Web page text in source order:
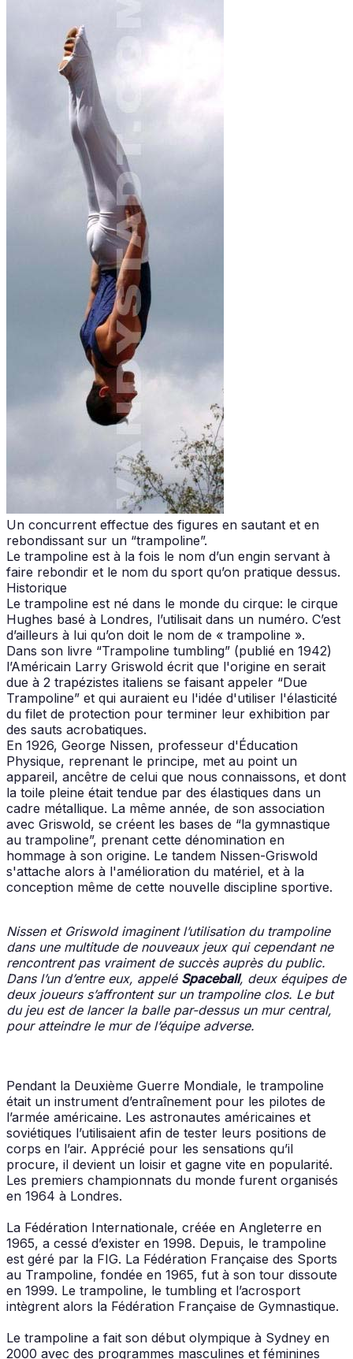
Un concurrent effectue des figures en sautant et en
rebondissant sur un “trampoline”.
Le trampoline est à la fois le nom d’un engin servant à
faire rebondir et le nom du sport qu’on pratique dessus.
Historique
Le trampoline est né dans le monde du cirque: le cirque
Hughes basé à Londres, l’utilisait dans un numéro. C’est
d’ailleurs à lui qu’on doit le nom de « trampoline ».
Dans son livre “Trampoline tumbling” (publié en 1942)
l’Américain Larry Griswold écrit que l'origine en serait
due à 2 trapézistes italiens se faisant appeler “Due
Trampoline” et qui auraient eu l'idée d'utiliser l'élasticité
du filet de protection pour terminer leur exhibition par
des sauts acrobatiques.
En 1926, George Nissen, professeur d'Éducation
Physique, reprenant le principe, met au point un
appareil, ancêtre de celui que nous connaissons, et dont
la toile pleine était tendue par des élastiques dans un
cadre métallique. La même année, de son association
avec Griswold, se créent les bases de “la gymnastique
au trampoline”, prenant cette dénomination en
hommage à son origine. Le tandem Nissen-Griswold
s'attache alors à l'amélioration du matériel, et à la
conception même de cette nouvelle discipline sportive.
Nissen et Griswold imaginent l’utilisation du trampoline
dans une multitude de nouveaux jeux qui cependant ne
rencontrent pas vraiment de succès auprès du public.
Dans l’un d’entre eux, appelé Spaceball, deux équipes de
deux joueurs s’affrontent sur un trampoline clos. Le but
du jeu est de lancer la balle par-dessus un mur central,
pour atteindre le mur de l’équipe adverse.
Pendant la Deuxième Guerre Mondiale, le trampoline
était un instrument d’entraînement pour les pilotes de
l’armée américaine. Les astronautes américaines et
soviétiques l’utilisaient afin de tester leurs positions de
corps en l’air. Apprécié pour les sensations qu’il
procure, il devient un loisir et gagne vite en popularité.
Les premiers championnats du monde furent organisés
en 1964 à Londres.
La Fédération Internationale, créée en Angleterre en
1965, a cessé d’exister en 1998. Depuis, le trampoline
est géré par la FIG. La Fédération Française des Sports
au Trampoline, fondée en 1965, fut à son tour dissoute
en 1999. Le trampoline, le tumbling et l’acrosport
intègrent alors la Fédération Française de Gymnastique.
Le trampoline a fait son début olympique à Sydney en
2000 avec des programmes masculines et féminines